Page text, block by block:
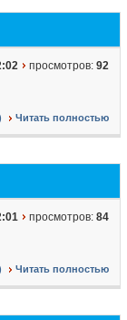
просмотров: 92
Читать полностью
просмотров: 84
Читать полностью